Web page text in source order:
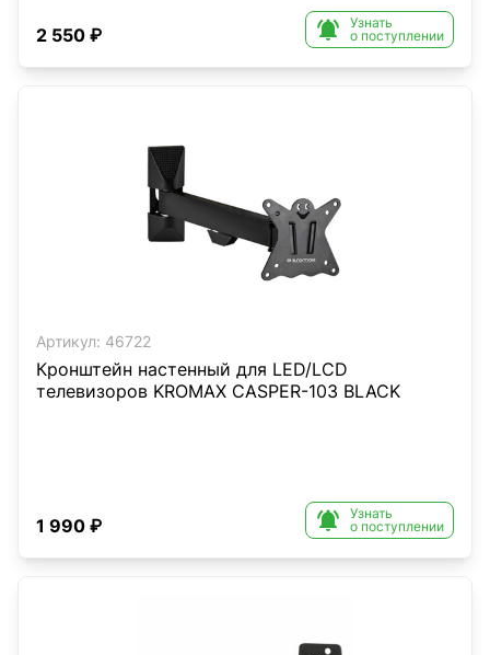
2 550 ₽ 
Узнать
о поступлении
Артикул: 46722
Кронштейн настенный для LED/LCD
телевизоров KROMAX CASPER-103 BLACK
1 990 ₽ 
Узнать
о поступлении